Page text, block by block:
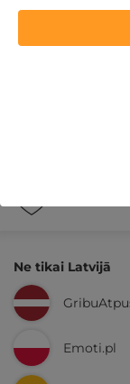
Ne tikai Latvijā
Emoti.pl